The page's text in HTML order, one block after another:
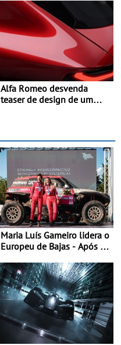
veículos elétricos
Alfa Romeo desvenda
teaser de design de um
trimestre de 2027
Maria Luís Gameiro lidera o
Europeu de Bajas - Após a